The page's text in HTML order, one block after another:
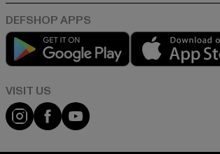
Play market
Visit our Instagram page:
Visit our Facebook page:
Visit our YouTube channel: